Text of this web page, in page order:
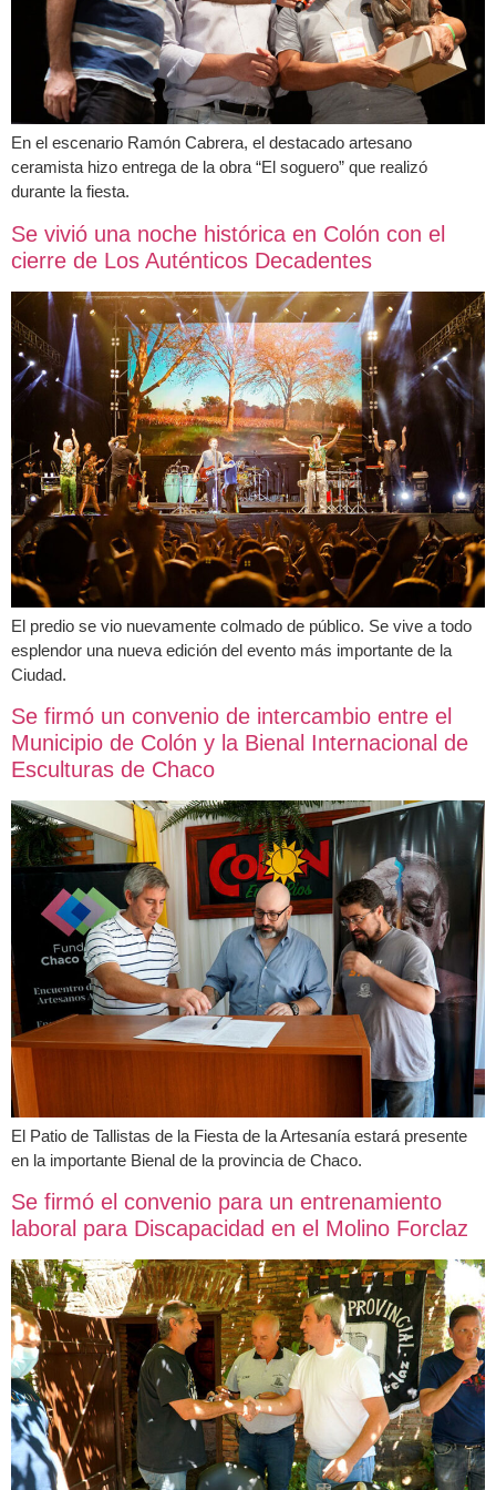
En el escenario Ramón Cabrera, el destacado artesano
ceramista hizo entrega de la obra “El soguero” que realizó
durante la fiesta.
Se vivió una noche histórica en Colón con el
cierre de Los Auténticos Decadentes
El predio se vio nuevamente colmado de público. Se vive a todo
esplendor una nueva edición del evento más importante de la
Ciudad.
Se firmó un convenio de intercambio entre el
Municipio de Colón y la Bienal Internacional de
Esculturas de Chaco
El Patio de Tallistas de la Fiesta de la Artesanía estará presente
en la importante Bienal de la provincia de Chaco.
Se firmó el convenio para un entrenamiento
laboral para Discapacidad en el Molino Forclaz